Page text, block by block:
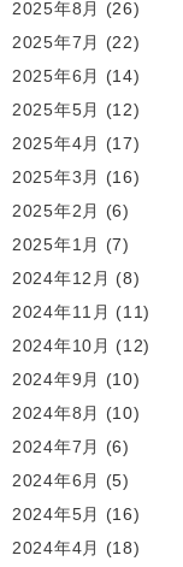
2025年8月
(26)
2025年7月
(22)
2025年6月
(14)
2025年5月
(12)
2025年4月
(17)
2025年3月
(16)
2025年2月
(6)
2025年1月
(7)
2024年12月 (8)
2024年11月 (11)
2024年10月 (12)
2024年9月
(10)
2024年8月
(10)
2024年7月
(6)
2024年6月
(5)
2024年5月
(16)
2024年4月
(18)